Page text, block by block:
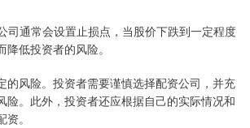
司通常会设置止损点，当股价下跌到一定程度
低投资者的风险。
的风险。投资者需要谨慎选择配资公司，并充
险。此外，投资者还应根据自己的实际情况和
。